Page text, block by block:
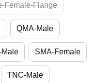
Female-Flange
QMA-Male
Male SMA-Female
TNC-Male